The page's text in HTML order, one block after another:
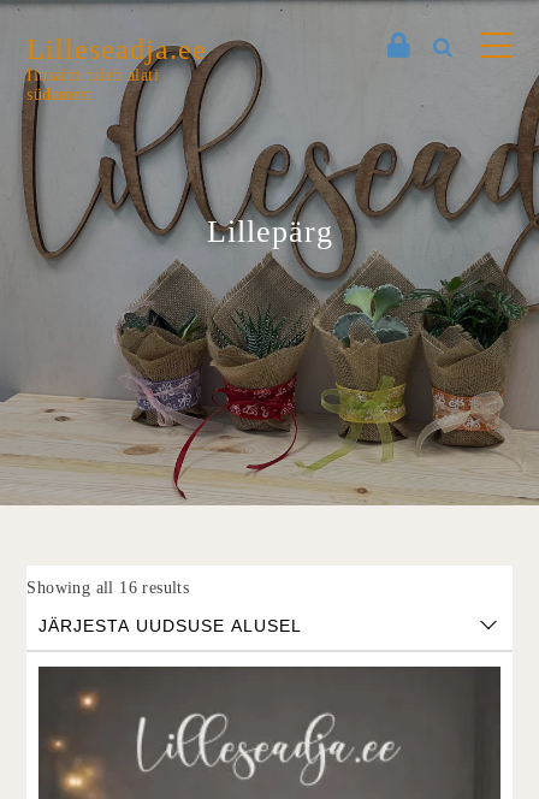
Lilleseadja.ee
Ilusaim tuleb alati
südamest
Lillepärg
Showing all 16 resultsSorted by latest